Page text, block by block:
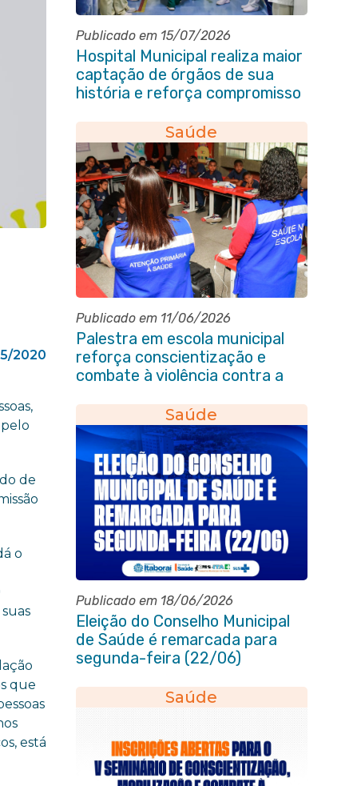
2020
de
o
que
está
Publicado em 15/07/2026
Hospital Municipal realiza maior
captação de órgãos de sua
história e reforça compromisso
Saúde
Publicado em 11/06/2026
Palestra em escola municipal
reforça conscientização e
combate à violência contra a
Saúde
Publicado em 18/06/2026
Eleição do Conselho Municipal
de Saúde é remarcada para
segunda-feira (22/06)
Saúde